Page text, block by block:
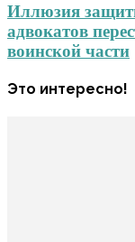
Иллюзия
адвокатов
воинской части
Это интересно!